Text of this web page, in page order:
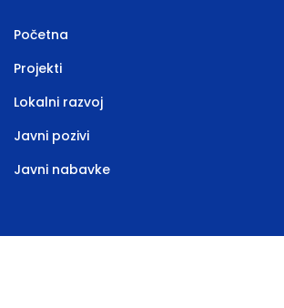
Početna
Projekti
Lokalni razvoj
Javni pozivi
Javni nabavke